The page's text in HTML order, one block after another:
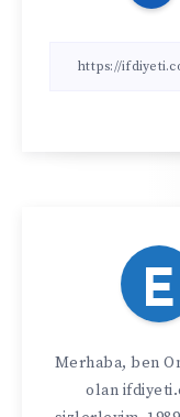
E
Merhaba, ben
olan